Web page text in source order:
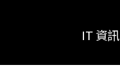
IT 資訊